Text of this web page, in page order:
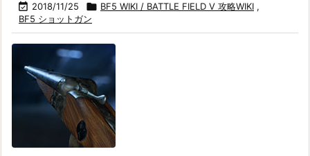
 2018/11/25  BF5 WIKI / BATTLE FIELD V 攻略WIKI ,
BF5 ショットガン